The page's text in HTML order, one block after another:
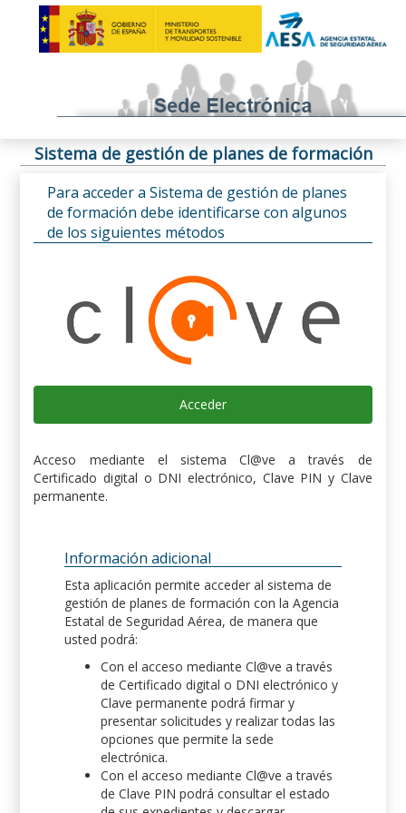
Sistema de gestión de planes de formación
Para acceder a Sistema de gestión de planes
de formación debe identificarse con algunos
de los siguientes métodos
Acceder
Acceso mediante el sistema Cl@ve a través de
Certificado digital o DNI electrónico, Clave PIN y Clave
permanente.
Información adicional
Esta aplicación permite acceder al sistema de
gestión de planes de formación con la Agencia
Estatal de Seguridad Aérea, de manera que
usted podrá:
Con el acceso mediante Cl@ve a través
de Certificado digital o DNI electrónico y
Clave permanente podrá firmar y
presentar solicitudes y realizar todas las
opciones que permite la sede
electrónica.
Con el acceso mediante Cl@ve a través
de Clave PIN podrá consultar el estado